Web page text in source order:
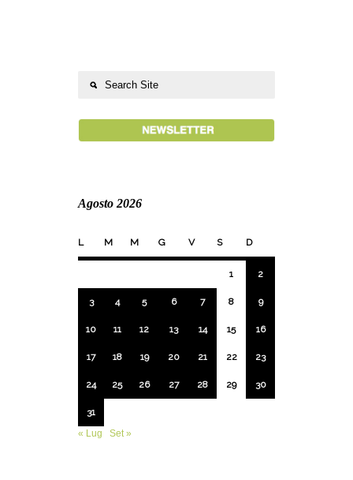
Agosto 2026
L M M G V S D
1 2
3 4 5 6 7 8 9
10 11 12 13 14 15 16
17 18 19 20 21 22 23
24 25 26 27 28 29 30
31
« Lug
Set »